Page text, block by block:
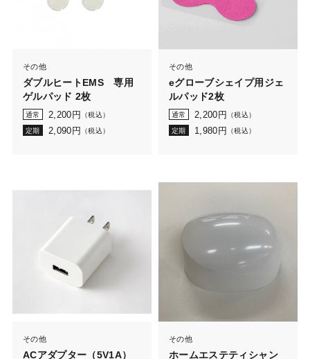
その他
ダブルヒートEMS 専用
ゲルパッド 2枚
通常 2,200 円 （税込）
定期 2,090 円 （税込）
その他
eグローブシェイプ用ジェ
ルパッド2枚
通常 2,200 円 （税込）
定期 1,980 円 （税込）
その他
ACアダプター（5V1A）
その他
ホームエステティシャン